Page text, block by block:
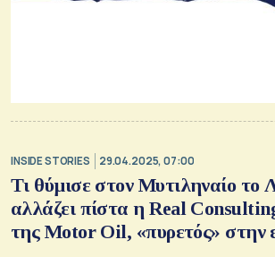
INSIDE STORIES 29.04.2025, 07:00
Τι θύμισε στον Μυτιληναίο το
αλλάζει πίστα η Real
της Motor Oil, «πυρετός» στην